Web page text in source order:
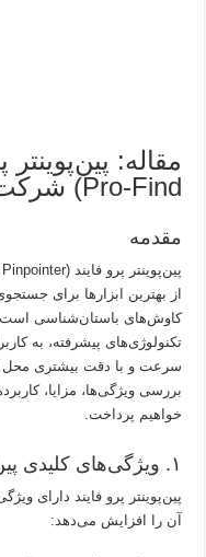
Pro-Find) شرکت ماینلب
مقدمه
از بهترین ابزارها برای
کاوش‌های باستان‌شناسی است.
تکنولوژی‌های پیشرفته، به
سرعت و با دقت بیشتری محل
بررسی ویژگی‌ها، مزایا،
خواهیم پرداخت.
۱. ویژگی‌های کلیدی پین‌پوینتر پرو فایند
پین‌پوینتر پرو فایند دارای
آن را افزایش می‌دهد: